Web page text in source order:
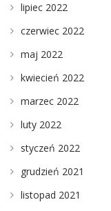
lipiec 2022
czerwiec 2022
maj 2022
kwiecień 2022
marzec 2022
luty 2022
styczeń 2022
grudzień 2021
listopad 2021